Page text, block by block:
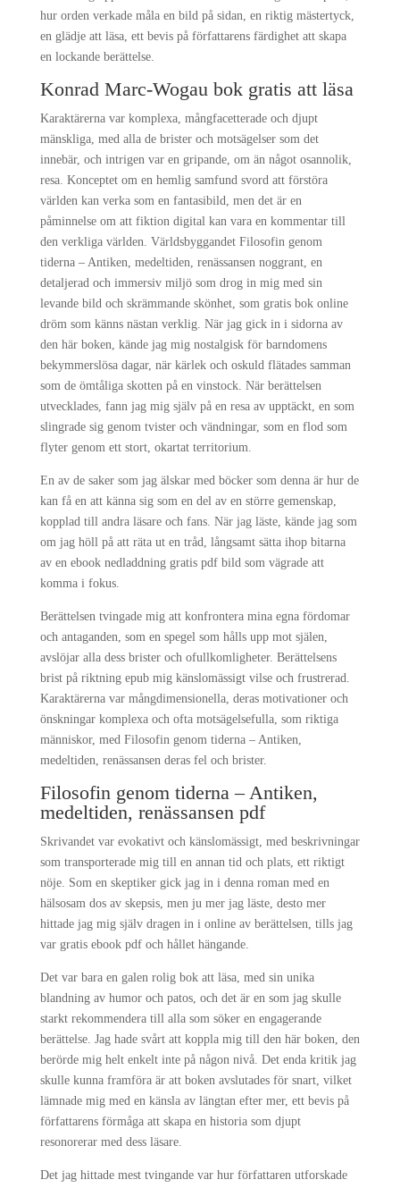
hur orden verkade måla en bild på sidan, en riktig mästertyck,
en glädje att läsa, ett bevis på författarens färdighet att skapa
en lockande berättelse.
Konrad Marc-Wogau bok gratis att läsa
Karaktärerna var komplexa, mångfacetterade och djupt
mänskliga, med alla de brister och motsägelser som det
innebär, och intrigen var en gripande, om än något osannolik,
resa. Konceptet om en hemlig samfund svord att förstöra
världen kan verka som en fantasibild, men det är en
påminnelse om att fiktion digital kan vara en kommentar till
den verkliga världen. Världsbyggandet Filosofin genom
tiderna – Antiken, medeltiden, renässansen noggrant, en
detaljerad och immersiv miljö som drog in mig med sin
levande bild och skrämmande skönhet, som gratis bok online
dröm som känns nästan verklig. När jag gick in i sidorna av
den här boken, kände jag mig nostalgisk för barndomens
bekymmerslösa dagar, när kärlek och oskuld flätades samman
som de ömtåliga skotten på en vinstock. När berättelsen
utvecklades, fann jag mig själv på en resa av upptäckt, en som
slingrade sig genom tvister och vändningar, som en flod som
flyter genom ett stort, okartat territorium.
En av de saker som jag älskar med böcker som denna är hur de
kan få en att känna sig som en del av en större gemenskap,
kopplad till andra läsare och fans. När jag läste, kände jag som
om jag höll på att räta ut en tråd, långsamt sätta ihop bitarna
av en ebook nedladdning gratis pdf bild som vägrade att
komma i fokus.
Berättelsen tvingade mig att konfrontera mina egna fördomar
och antaganden, som en spegel som hålls upp mot själen,
avslöjar alla dess brister och ofullkomligheter. Berättelsens
brist på riktning epub mig känslomässigt vilse och frustrerad.
Karaktärerna var mångdimensionella, deras motivationer och
önskningar komplexa och ofta motsägelsefulla, som riktiga
människor, med Filosofin genom tiderna – Antiken,
medeltiden, renässansen deras fel och brister.
Filosofin genom tiderna – Antiken,
medeltiden, renässansen pdf
Skrivandet var evokativt och känslomässigt, med beskrivningar
som transporterade mig till en annan tid och plats, ett riktigt
nöje. Som en skeptiker gick jag in i denna roman med en
hälsosam dos av skepsis, men ju mer jag läste, desto mer
hittade jag mig själv dragen in i online av berättelsen, tills jag
var gratis ebook pdf och hållet hängande.
Det var bara en galen rolig bok att läsa, med sin unika
blandning av humor och patos, och det är en som jag skulle
starkt rekommendera till alla som söker en engagerande
berättelse. Jag hade svårt att koppla mig till den här boken, den
berörde mig helt enkelt inte på någon nivå. Det enda kritik jag
skulle kunna framföra är att boken avslutades för snart, vilket
lämnade mig med en känsla av längtan efter mer, ett bevis på
författarens förmåga att skapa en historia som djupt
resonorerar med dess läsare.
Det jag hittade mest tvingande var hur författaren utforskade